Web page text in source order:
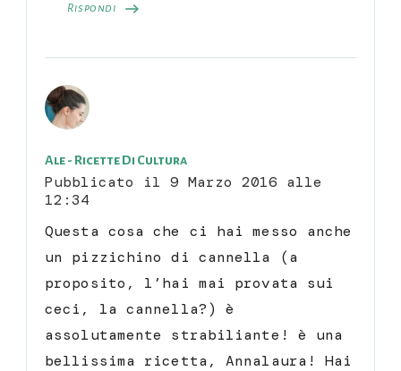
Rispondi
Ale - Ricette Di Cultura
Pubblicato il 9 Marzo 2016 alle
12:34
Questa cosa che ci hai messo anche
un pizzichino di cannella (a
proposito, l’hai mai provata sui
ceci, la cannella?) è
assolutamente strabiliante! è una
bellissima ricetta, Annalaura! Hai